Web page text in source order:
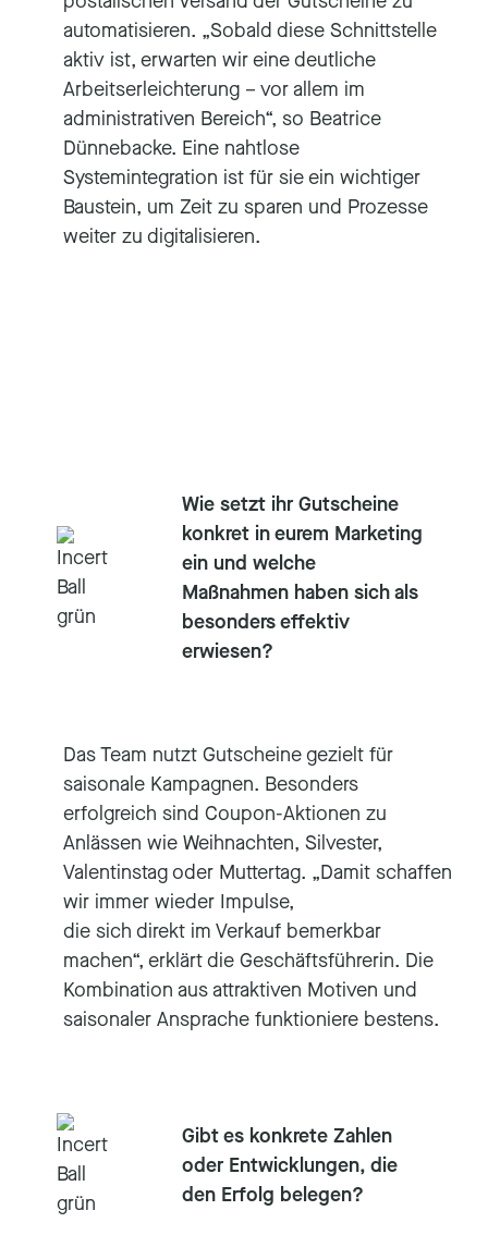
automatisieren. „Sobald diese Schnittstelle
aktiv ist, erwarten wir eine deutliche
Arbeitserleichterung – vor allem im
administrativen Bereich“, so Beatrice
Dünnebacke. Eine nahtlose
Systemintegration ist für sie ein wichtiger
Baustein, um Zeit zu sparen und Prozesse
weiter zu digitalisieren.
Wie setzt ihr Gutscheine
konkret in eurem Marketing
ein und welche
Maßnahmen haben sich als
besonders effektiv
erwiesen?
Das Team nutzt Gutscheine gezielt für
saisonale Kampagnen. Besonders
erfolgreich sind Coupon-Aktionen zu
Anlässen wie Weihnachten, Silvester,
Valentinstag oder Muttertag. „Damit schaffen
wir immer wieder Impulse,
die sich direkt im Verkauf bemerkbar
machen“, erklärt die Geschäftsführerin. Die
Kombination aus attraktiven Motiven und
saisonaler Ansprache funktioniere bestens.
Gibt es konkrete Zahlen
oder Entwicklungen, die
den Erfolg belegen?